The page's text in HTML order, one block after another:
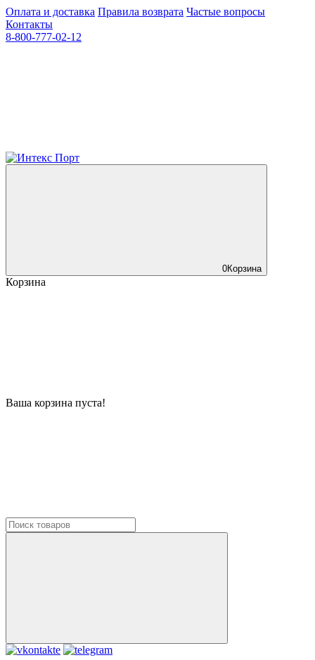
Оплата и доставка Правила возврата Частые вопросы
Контакты
8-800-777-02-12
0Корзина
Корзина
Ваша корзина пуста!